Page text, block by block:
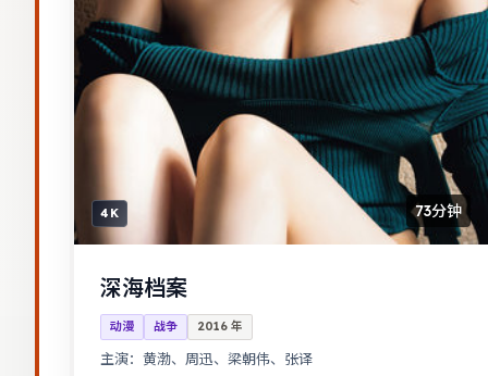
4K 73分钟
深海档案
动漫 战争 2016 年
主演： 黄渤、周迅、梁朝伟、张译